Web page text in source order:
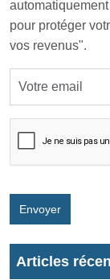
pour protéger
vos revenus".
Envoyer
Articles